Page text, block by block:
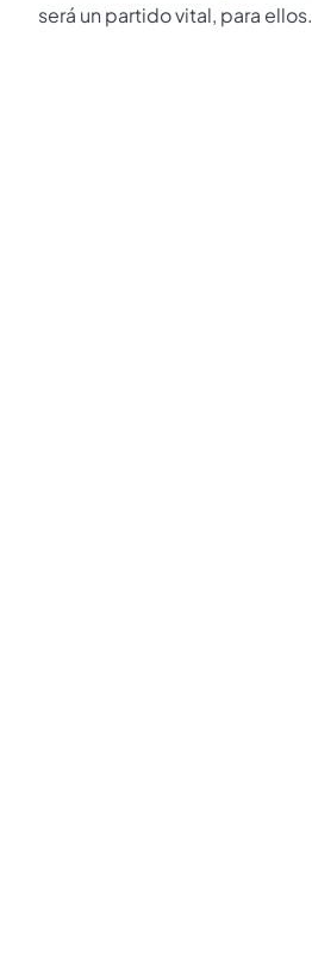
será un partido vital, para ellos.